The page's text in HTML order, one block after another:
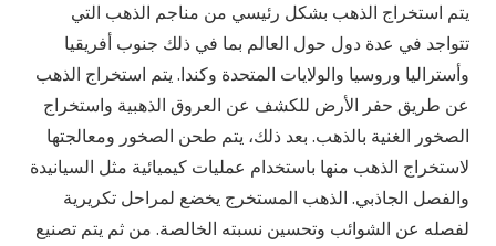
يتم استخراج الذهب بشكل رئيسي من مناجم الذهب التي
تتواجد في عدة دول حول العالم بما في ذلك جنوب أفريقيا
وأستراليا وروسيا والولايات المتحدة وكندا. يتم استخراج الذهب
عن طريق حفر الأرض للكشف عن العروق الذهبية واستخراج
الصخور الغنية بالذهب. بعد ذلك، يتم طحن الصخور ومعالجتها
لاستخراج الذهب منها باستخدام عمليات كيميائية مثل السيانيدة
والفصل الجاذبي. الذهب المستخرج يخضع لمراحل تكريرية
لفصله عن الشوائب وتحسين نسبته الخالصة. من ثم يتم تصنيع